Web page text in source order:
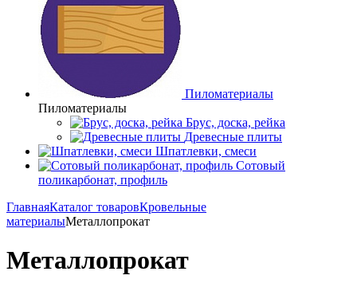
Пиломатериалы
Пиломатериалы
Брус, доска, рейка
Древесные плиты
Шпатлевки, смеси
Сотовый
поликарбонат, профиль
ГлавнаяКаталог товаровКровельные
материалыМеталлопрокат
Металлопрокат